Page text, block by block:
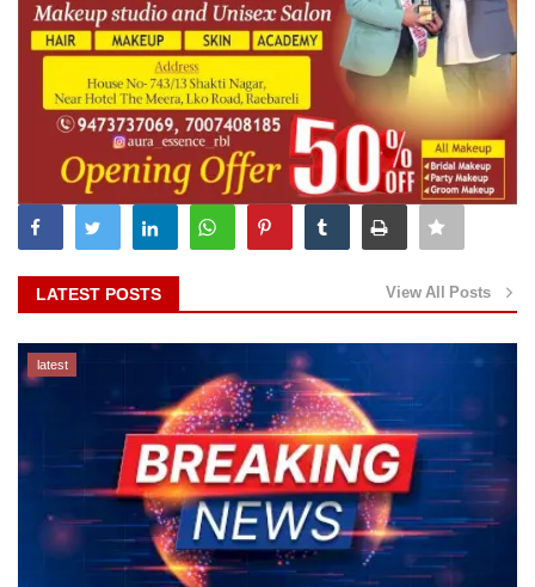
LATEST POSTS View All Posts
latest